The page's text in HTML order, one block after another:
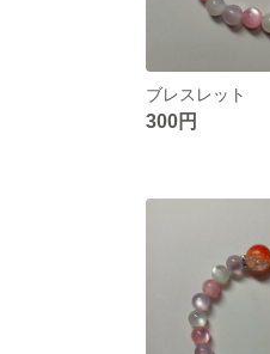
ブレスレット
300円